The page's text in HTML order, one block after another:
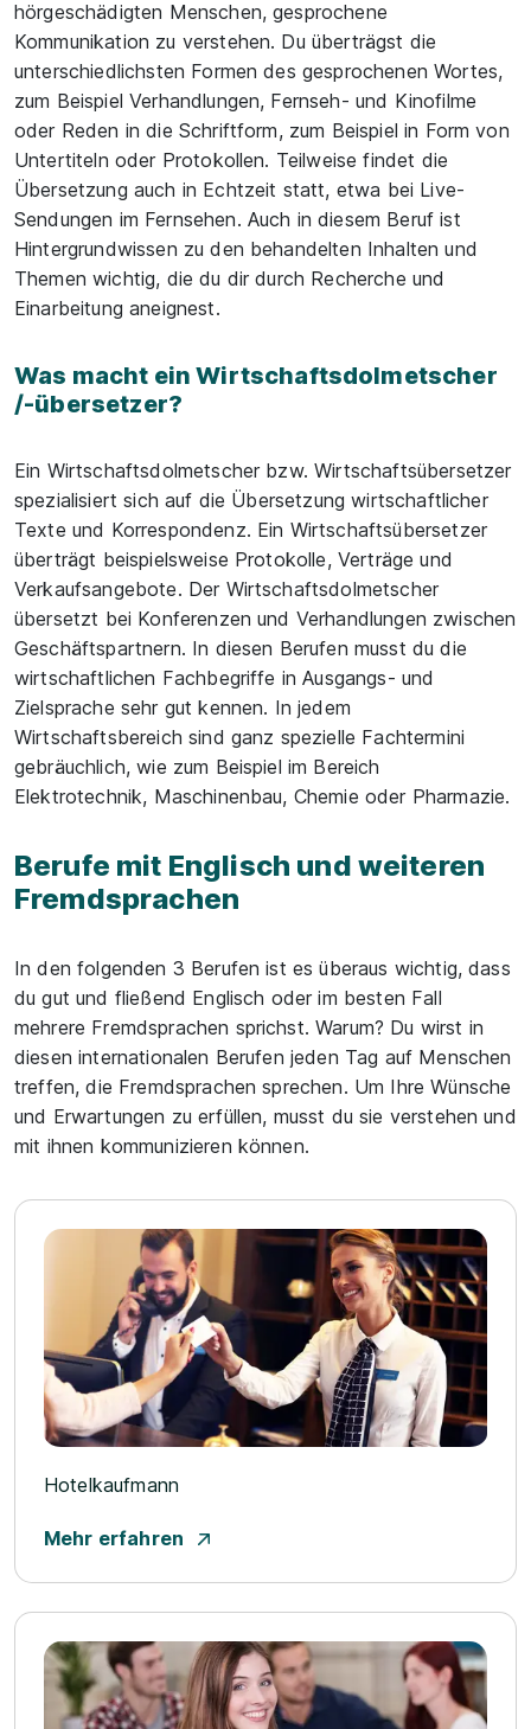
hörgeschädigten Menschen, gesprochene
Kommunikation zu verstehen. Du überträgst die
unterschiedlichsten Formen des gesprochenen Wortes,
zum Beispiel Verhandlungen, Fernseh- und Kinofilme
oder Reden in die Schriftform, zum Beispiel in Form von
Untertiteln oder Protokollen. Teilweise findet die
Übersetzung auch in Echtzeit statt, etwa bei Live-
Sendungen im Fernsehen. Auch in diesem Beruf ist
Hintergrundwissen zu den behandelten Inhalten und
Themen wichtig, die du dir durch Recherche und
Einarbeitung aneignest.
Was macht ein Wirtschaftsdolmetscher
/-übersetzer?
Ein Wirtschaftsdolmetscher bzw. Wirtschaftsübersetzer
spezialisiert sich auf die Übersetzung wirtschaftlicher
Texte und Korrespondenz. Ein Wirtschaftsübersetzer
überträgt beispielsweise Protokolle, Verträge und
Verkaufsangebote. Der Wirtschaftsdolmetscher
übersetzt bei Konferenzen und Verhandlungen zwischen
Geschäftspartnern. In diesen Berufen musst du die
wirtschaftlichen Fachbegriffe in Ausgangs- und
Zielsprache sehr gut kennen. In jedem
Wirtschaftsbereich sind ganz spezielle Fachtermini
gebräuchlich, wie zum Beispiel im Bereich
Elektrotechnik, Maschinenbau, Chemie oder Pharmazie.
Berufe mit Englisch und weiteren
Fremdsprachen
In den folgenden 3 Berufen ist es überaus wichtig, dass
du gut und fließend Englisch oder im besten Fall
mehrere Fremdsprachen sprichst. Warum? Du wirst in
diesen internationalen Berufen jeden Tag auf Menschen
treffen, die Fremdsprachen sprechen. Um Ihre Wünsche
und Erwartungen zu erfüllen, musst du sie verstehen und
mit ihnen kommunizieren können.
Hotelkaufmann
Mehr erfahren